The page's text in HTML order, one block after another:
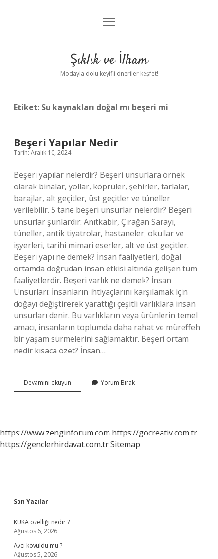
Anasayfa
Yasal Uyarı
menüyü
Şıklık ve İlham
Modayla dolu keyifli öneriler keşfet!
Etiket: Su kaynakları doğal mı beşeri mi
Beşeri Yapılar Nedir
Tarih: Aralık 10, 2024
Beşeri yapılar nelerdir? Beşeri unsurlara örnek
olarak binalar, yollar, köprüler, şehirler, tarlalar,
barajlar, alt geçitler, üst geçitler ve tüneller
verilebilir. 5 tane beşeri unsurlar nelerdir? Beşeri
unsurlar şunlardır: Anıtkabir, Çırağan Sarayı,
tüneller, antik tiyatrolar, hastaneler, okullar ve
işyerleri, tarihi mimari eserler, alt ve üst geçitler.
Beşeri yapı ne demek? İnsan faaliyetleri, doğal
ortamda doğrudan insan etkisi altında gelişen tüm
faaliyetlerdir. Beşeri varlık ne demek? İnsan
Unsurları: İnsanların ihtiyaçlarını karşılamak için
doğayı değiştirerek yarattığı çeşitli varlıklara insan
unsurları denir. Bu varlıkların veya ürünlerin temel
amacı, insanların toplumda daha rahat ve müreffeh
bir yaşam sürmelerini sağlamaktır. Beşeri ortam
nedir kısaca özet? İnsan…
Devamını okuyun
Yapılar
Yorum Bırak
https://www.zenginforum.com https://gocreativ.com.tr
https://genclerhirdavat.com.trSitemap
Sidebar
Son Yazılar
KUKA özelliği nedir ?
Ağustos 6, 2026
Avcı kovuldu mu ?
Ağustos 5, 2026